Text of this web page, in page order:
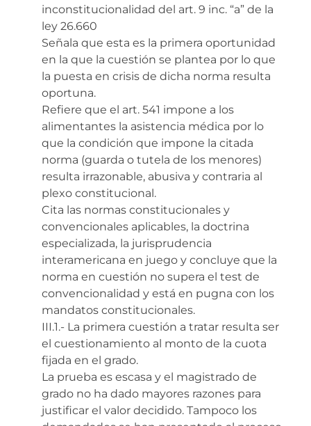
inconstitucionalidad del art. 9 inc. “a” de la
ley 26.660
Señala que esta es la primera oportunidad
en la que la cuestión se plantea por lo que
la puesta en crisis de dicha norma resulta
oportuna.
Refiere que el art. 541 impone a los
alimentantes la asistencia médica por lo
que la condición que impone la citada
norma (guarda o tutela de los menores)
resulta irrazonable, abusiva y contraria al
plexo constitucional.
Cita las normas constitucionales y
convencionales aplicables, la doctrina
especializada, la jurisprudencia
interamericana en juego y concluye que la
norma en cuestión no supera el test de
convencionalidad y está en pugna con los
mandatos constitucionales.
III.1.- La primera cuestión a tratar resulta ser
el cuestionamiento al monto de la cuota
fijada en el grado.
La prueba es escasa y el magistrado de
grado no ha dado mayores razones para
justificar el valor decidido. Tampoco los